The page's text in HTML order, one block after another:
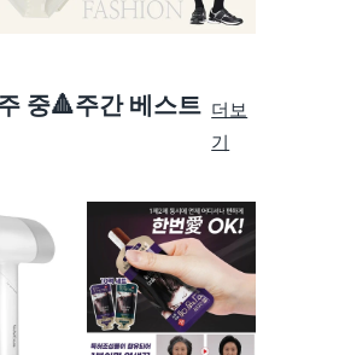
중🔺주간 베스트 더보
기